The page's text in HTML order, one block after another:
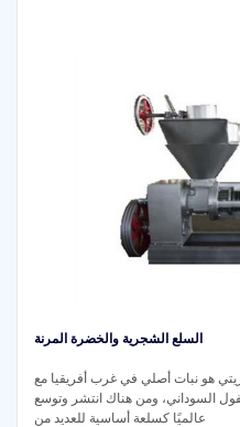
السلع الشجرية والخضرة المرنة
هو نبات أصلي في غرب أفريقيا مع
السوداني، ومن هناك انتشر وتوسع
عالميًا كسلعة أساسية للعديد من